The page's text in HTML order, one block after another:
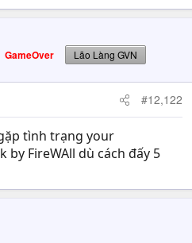
GameOver Lão Làng GVN
#12,122
tình trạng your
FireWAll dù cách đấy 5